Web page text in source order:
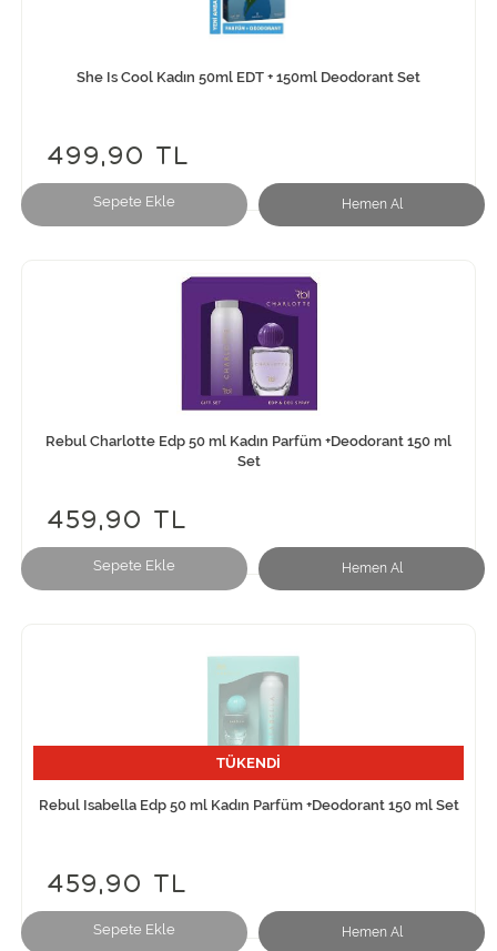
Sepete Ekle Hemen Al
She Is Cool Kadın 50ml EDT + 150ml Deodorant Set
499,90 TL
Sepete Ekle Hemen Al
Rebul Charlotte Edp 50 ml Kadın Parfüm +Deodorant 150 ml
Set
459,90 TL
Sepete Ekle Hemen Al
TÜKENDİ
Rebul Isabella Edp 50 ml Kadın Parfüm +Deodorant 150 ml Set
459,90 TL